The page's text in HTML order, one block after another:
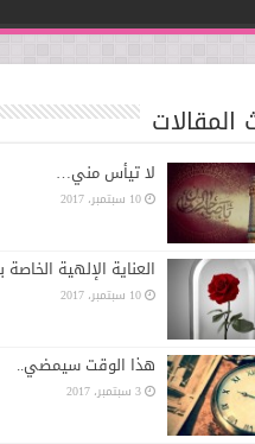
المقالات
لا تيأس مني…
10 سبتمبر، 2017
العناية الإلهية الخاصة
10 سبتمبر، 2017
هذا الوقت سيمضي..
3 سبتمبر، 2017